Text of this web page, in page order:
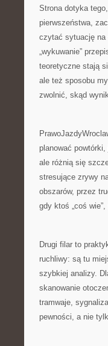
Strona dotyka
pierwszeństwa,
czytać sytuację na
„wykuwanie”
teoretyczne stają
ale też sposobu
zwolnić, skąd
planować
ale różnią się
stresujące zrywy
obszarów, przez
gdy ktoś „coś
Drugi filar to
ruchliwy: są tu
szybkiej analizy.
skanowanie
tramwaje,
pewności, a nie